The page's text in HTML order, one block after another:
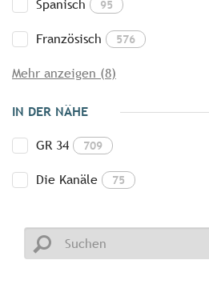
Spanisch 95
Französisch 576
Mehr anzeigen (8)
IN DER NÄHE
GR 34 709
Die Kanäle 75